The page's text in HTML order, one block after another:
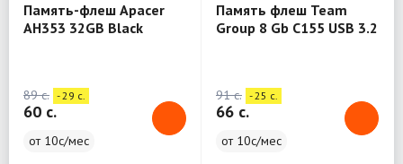
Память-флеш Apacer
AH353 32GB Black
89 c. - 29 c.
60 c.
от 10с/мес
Память флеш Team
Group 8 Gb C155 USB 3.2
91 c. - 25 c.
66 c.
от 10с/мес